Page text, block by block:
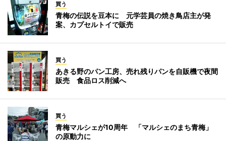
買う
青梅の伝説を豆本に 元学芸員の焼き鳥店主が発
案、カプセルトイで販売
買う
あきる野のパン工房、売れ残りパンを自販機で夜間
販売 食品ロス削減へ
買う
青梅マルシェが10周年 「マルシェのまち青梅」
の原動力に